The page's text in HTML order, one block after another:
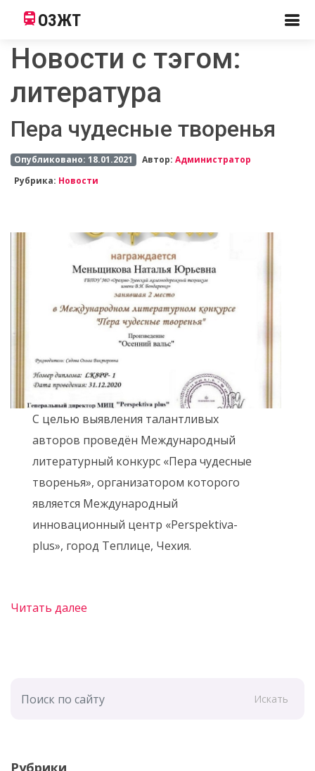
ОЗЖТ
Новости с тэгом:
литература
Пера чудесные творенья
Опубликовано: 18.01.2021 Автор:Администратор
Рубрика: Новости
С целью выявления талантливых
авторов проведён Международный
литературный конкурс «Пера чудесные
творенья», организатором которого
является Международный
инновационный центр «Perspektiva-
plus», город Теплице, Чехия.
Читать далее
Искать
Рубрики